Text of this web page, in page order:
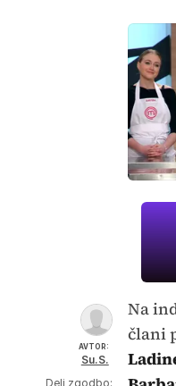
AVTOR:
Su.S.
Deli zgodbo:
Na
člani